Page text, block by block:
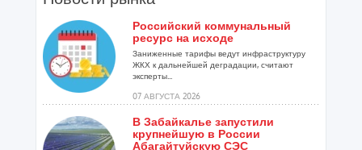
Российский коммунальный
ресурс на исходе
Заниженные тарифы ведут инфраструктуру
ЖКХ к дальнейшей деградации, считают
эксперты...
07 АВГУСТА 2026
В Забайкалье запустили
крупнейшую в России
Абагайтуйскую СЭС